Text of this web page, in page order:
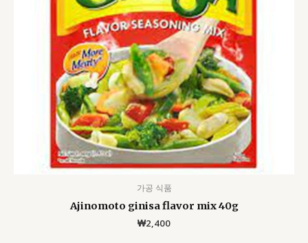
가공 식품
Ajinomoto ginisa flavor mix 40g
₩2,400